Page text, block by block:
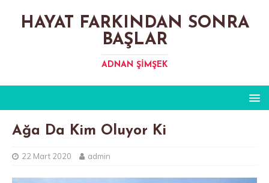
HAYAT FARKINDAN SONRA
BAŞLAR
ADNAN ŞIMŞEK
Ağa Da Kim Oluyor Ki
22 Mart 2020 admin